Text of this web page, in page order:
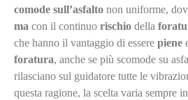
comode sull’asfalto non uniforme,
ma con il continuo rischio della
che hanno il vantaggio di essere piene
foratura, anche se più scomode su
rilasciano sul guidatore tutte le
questa ragione, la scelta varia sempre